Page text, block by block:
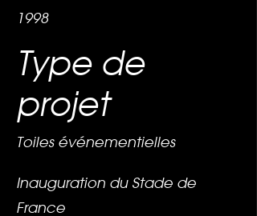
1998
Type de
projet
Toiles événementielles
Inauguration du Stade de
France